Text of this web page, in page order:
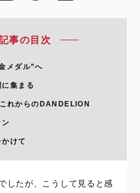
事の目次
メダル”へ
集まる
れからのDANDELION
けて
したが、こうして見ると感